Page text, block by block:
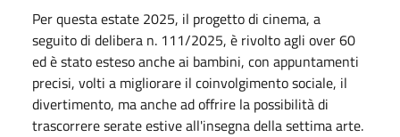
Per questa estate 2025, il progetto di cinema, a
seguito di delibera n. 111/2025, è rivolto agli over 60
ed è stato esteso anche ai bambini, con appuntamenti
precisi, volti a migliorare il coinvolgimento sociale, il
divertimento, ma anche ad offrire la possibilità di
trascorrere serate estive all'insegna della settima arte.